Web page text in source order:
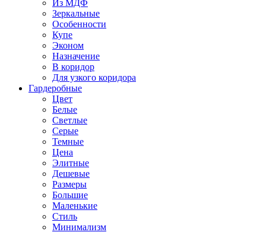
Из МДФ
Зеркальные
Особенности
Купе
Эконом
Назначение
В коридор
Для узкого коридора
Гардеробные
Цвет
Белые
Светлые
Серые
Темные
Цена
Элитные
Дешевые
Размеры
Большие
Маленькие
Стиль
Минимализм